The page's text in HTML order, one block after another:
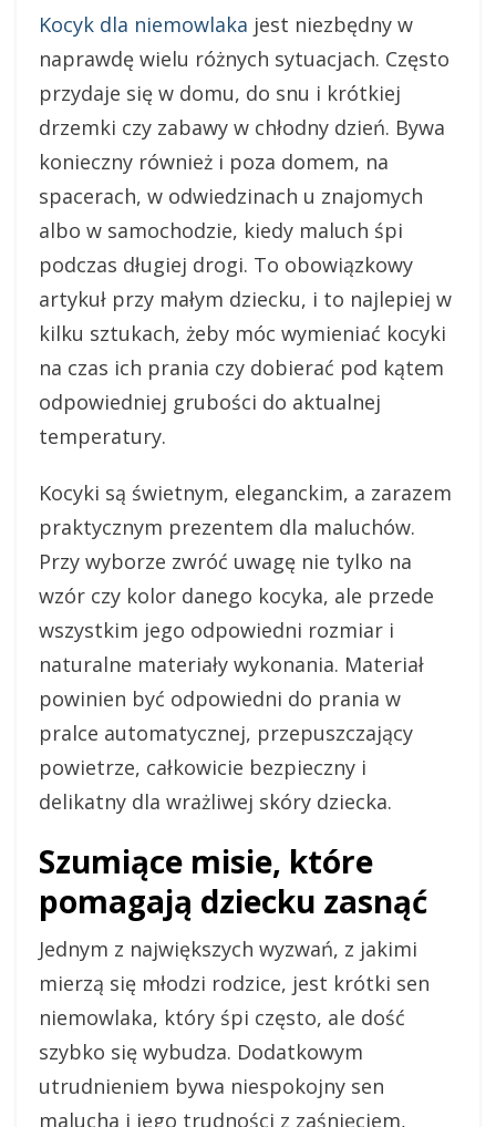
Kocyk dla niemowlaka jest niezbędny w
naprawdę wielu różnych sytuacjach. Często
przydaje się w domu, do snu i krótkiej
drzemki czy zabawy w chłodny dzień. Bywa
konieczny również i poza domem, na
spacerach, w odwiedzinach u znajomych
albo w samochodzie, kiedy maluch śpi
podczas długiej drogi. To obowiązkowy
artykuł przy małym dziecku, i to najlepiej w
kilku sztukach, żeby móc wymieniać kocyki
na czas ich prania czy dobierać pod kątem
odpowiedniej grubości do aktualnej
temperatury.
Kocyki są świetnym, eleganckim, a zarazem
praktycznym prezentem dla maluchów.
Przy wyborze zwróć uwagę nie tylko na
wzór czy kolor danego kocyka, ale przede
wszystkim jego odpowiedni rozmiar i
naturalne materiały wykonania. Materiał
powinien być odpowiedni do prania w
pralce automatycznej, przepuszczający
powietrze, całkowicie bezpieczny i
delikatny dla wrażliwej skóry dziecka.
Szumiące misie, które
pomagają dziecku zasnąć
Jednym z największych wyzwań, z jakimi
mierzą się młodzi rodzice, jest krótki sen
niemowlaka, który śpi często, ale dość
szybko się wybudza. Dodatkowym
utrudnieniem bywa niespokojny sen
malucha i jego trudności z zaśnięciem,